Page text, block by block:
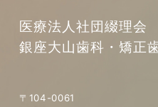
医療法人社団綴理会
銀座大山歯科・矯正
〒104-0061